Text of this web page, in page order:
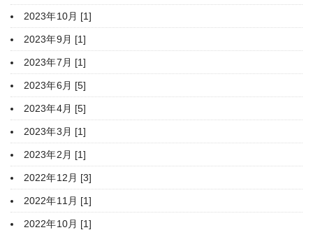
2023年10月 [1]
2023年9月 [1]
2023年7月 [1]
2023年6月 [5]
2023年4月 [5]
2023年3月 [1]
2023年2月 [1]
2022年12月 [3]
2022年11月 [1]
2022年10月 [1]